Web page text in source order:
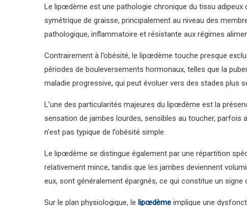
Le lipœdème est une pathologie chronique du tissu
symétrique de graisse, principalement au niveau des
pathologique, inflammatoire et résistante aux régimes
Contrairement à l’obésité, le lipœdème touche presque
périodes de bouleversements hormonaux, telles que la
maladie progressive, qui peut évoluer vers des stades plus
L’une des particularités majeures du lipœdème est la
sensation de jambes lourdes, sensibles au toucher, parfois
n’est pas typique de l’obésité simple.
Le lipœdème se distingue également par une répartition
relativement mince, tandis que les jambes deviennent
eux, sont généralement épargnés, ce qui constitue un signe
Sur le plan physiologique, le lipœdème implique une